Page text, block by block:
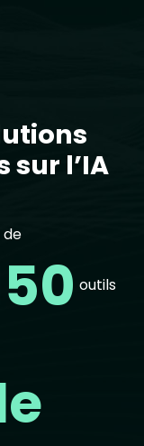
sur l’IA
outils